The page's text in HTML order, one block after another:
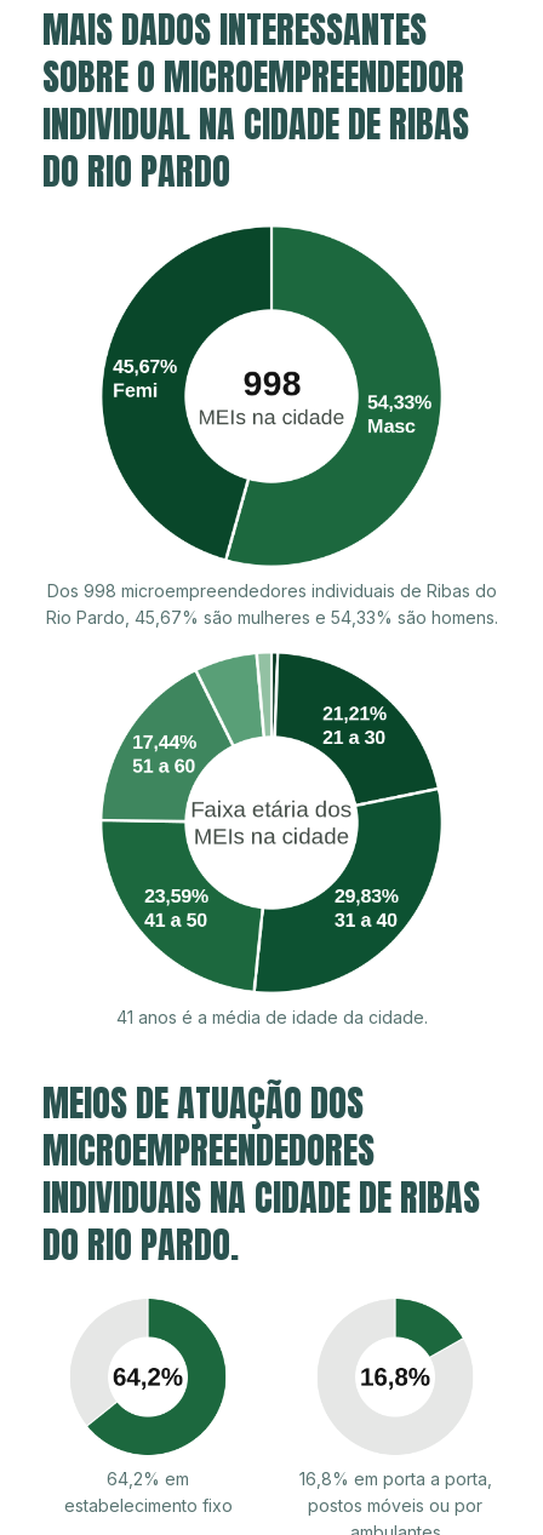
MAIS DADOS INTERESSANTES
SOBRE O MICROEMPREENDEDOR
INDIVIDUAL NA CIDADE DE RIBAS
DO RIO PARDO
Dos 998 microempreendedores individuais de Ribas do
Rio Pardo, 45,67% são mulheres e 54,33% são homens.
41 anos é a média de idade da cidade.
MEIOS DE ATUAÇÃO DOS
MICROEMPREENDEDORES
INDIVIDUAIS NA CIDADE DE RIBAS
DO RIO PARDO.
64,2% em
estabelecimento fixo
16,8% em porta a porta,
postos móveis ou por